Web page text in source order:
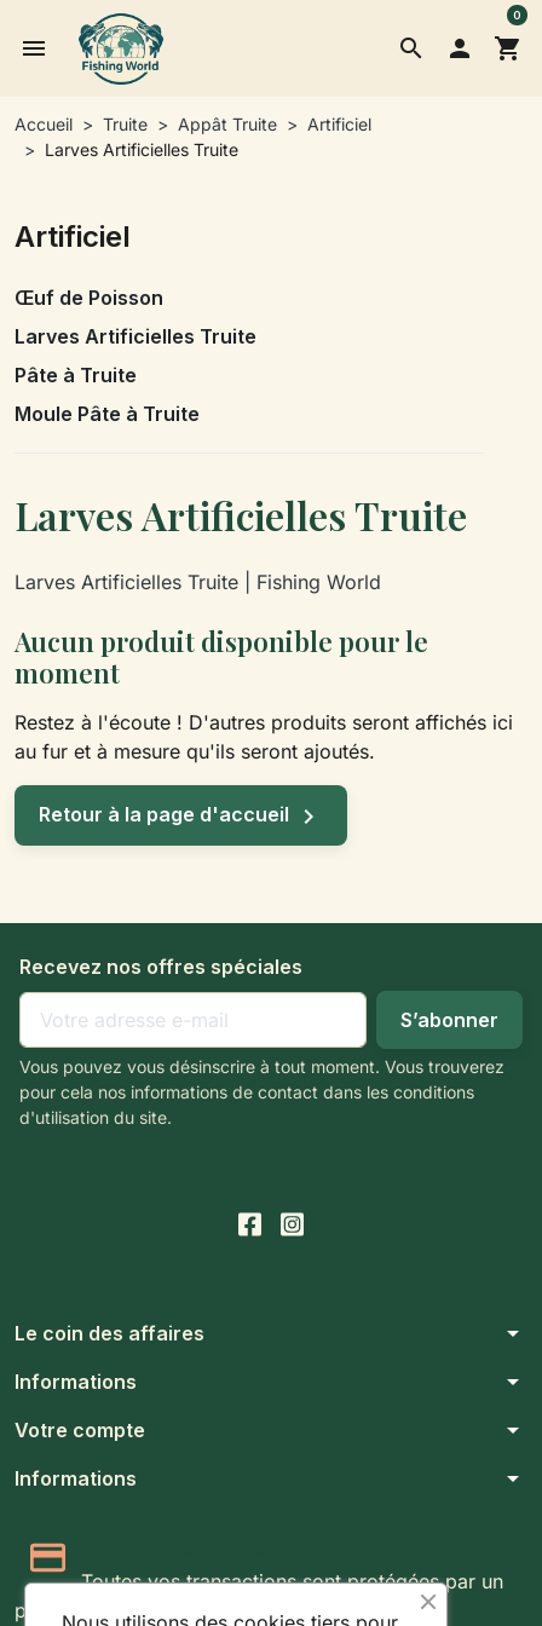
search
menu  shopping_cart
0
Accueil Truite Appât Truite
Artificiel
Larves Artificielles Truite
Artificiel
Œuf de Poisson
Larves Artificielles Truite
Pâte à Truite
Moule Pâte à Truite
Larves Artificielles Truite
Larves Artificielles Truite | Fishing World
Aucun produit disponible pour le
moment
Restez à l'écoute ! D'autres produits seront affichés ici
au fur et à mesure qu'ils seront ajoutés.
Retour à la page d'accueil 
Recevez nos offres spéciales
Vous pouvez vous désinscrire à tout moment. Vous trouverez
pour cela nos informations de contact dans les conditions
d'utilisation du site.
Le coin des affaires arrow_drop_down
Informations arrow_drop_down
Votre compte arrow_drop_down
Informations arrow_drop_down
Toutes vos transactions sont protégées par un
protocole SSL 256 bits.